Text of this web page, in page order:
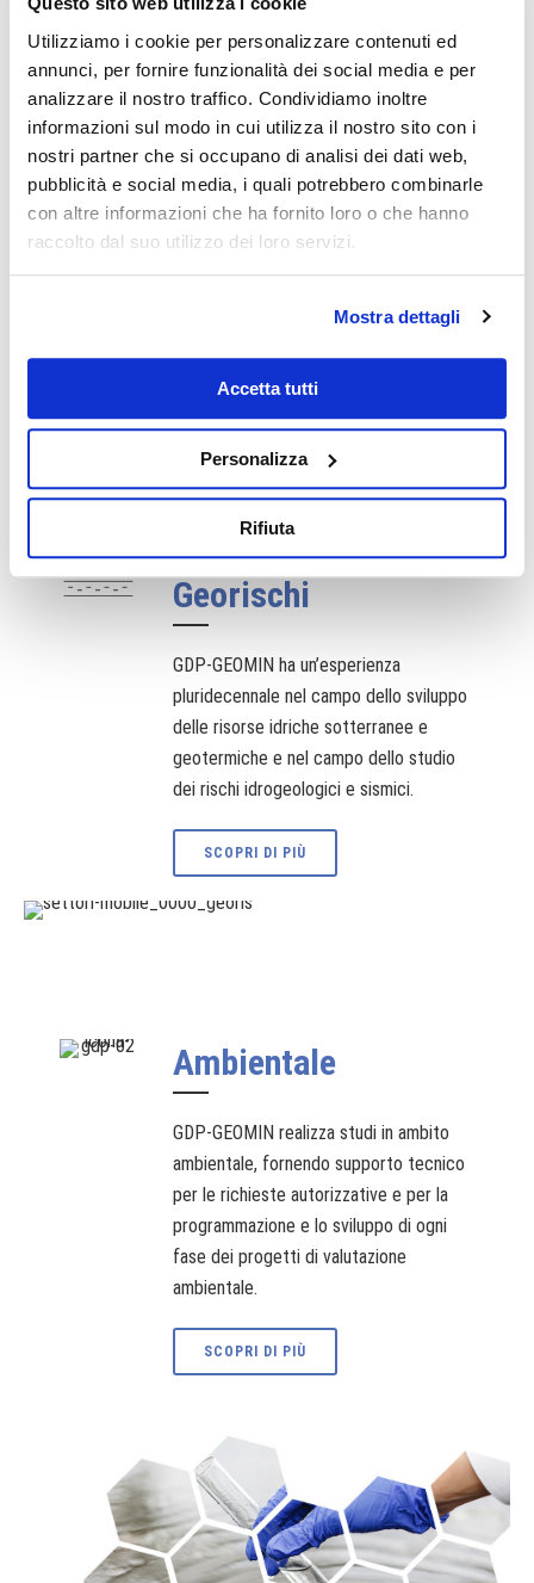
Utilizziamo i cookie per personalizzare contenuti ed
annunci, per fornire funzionalità dei social media e per
analizzare il nostro traffico. Condividiamo inoltre
informazioni sul modo in cui utilizza il nostro sito con i
nostri partner che si occupano di analisi dei dati web,
pubblicità e social media, i quali potrebbero combinarle
con altre informazioni che ha fornito loro o che hanno
raccolto dal suo utilizzo dei loro servizi.
Mostra dettagli
Accetta tutti
Personalizza
Rifiuta
Georisorse e
Georischi
GDP-GEOMIN ha un’esperienza
pluridecennale nel campo dello sviluppo
delle risorse idriche sotterranee e
geotermiche e nel campo dello studio
dei rischi idrogeologici e sismici.
SCOPRI DI PIÙ
Ambientale
GDP-GEOMIN realizza studi in ambito
ambientale, fornendo supporto tecnico
per le richieste autorizzative e per la
programmazione e lo sviluppo di ogni
fase dei progetti di valutazione
ambientale.
SCOPRI DI PIÙ